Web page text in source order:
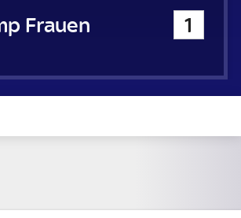
Frauen
1